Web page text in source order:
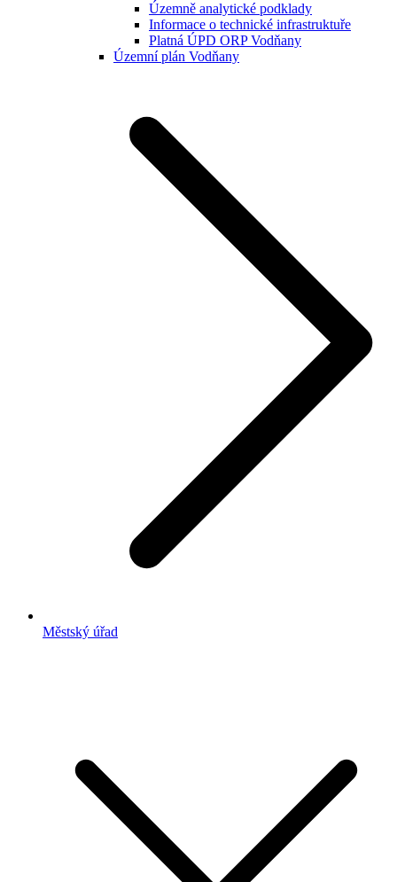
Územně analytické podklady
Informace o technické infrastruktuře
Platná ÚPD ORP Vodňany
Územní plán Vodňany
Městský úřad